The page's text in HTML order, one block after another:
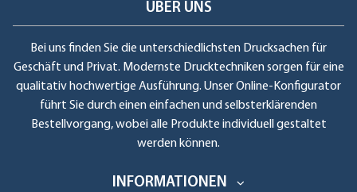
ÜBER UNS
Bei uns finden Sie die unterschiedlichsten Drucksachen für
Geschäft und Privat. Modernste Drucktechniken sorgen für eine
qualitativ hochwertige Ausführung. Unser Online-Konfigurator
führt Sie durch einen einfachen und selbsterklärenden
Bestellvorgang, wobei alle Produkte individuell gestaltet
werden können.
INFORMATIONEN